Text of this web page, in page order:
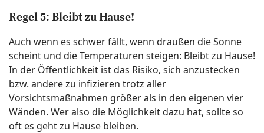
Regel 5: Bleibt zu Hause!
Auch wenn es schwer fällt, wenn draußen die Sonne
scheint und die Temperaturen steigen: Bleibt zu Hause!
In der Öffentlichkeit ist das Risiko, sich anzustecken
bzw. andere zu infizieren trotz aller
Vorsichtsmaßnahmen größer als in den eigenen vier
Wänden. Wer also die Möglichkeit dazu hat, sollte so
oft es geht zu Hause bleiben.